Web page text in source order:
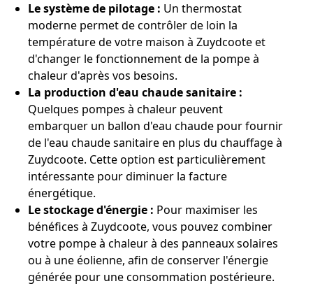
Le système de pilotage : Un thermostat
moderne permet de contrôler de loin la
température de votre maison à Zuydcoote et
d'changer le fonctionnement de la pompe à
chaleur d'après vos besoins.
La production d'eau chaude sanitaire :
Quelques pompes à chaleur peuvent
embarquer un ballon d'eau chaude pour fournir
de l'eau chaude sanitaire en plus du chauffage à
Zuydcoote. Cette option est particulièrement
intéressante pour diminuer la facture
énergétique.
Le stockage d'énergie : Pour maximiser les
bénéfices à Zuydcoote, vous pouvez combiner
votre pompe à chaleur à des panneaux solaires
ou à une éolienne, afin de conserver l'énergie
générée pour une consommation postérieure.